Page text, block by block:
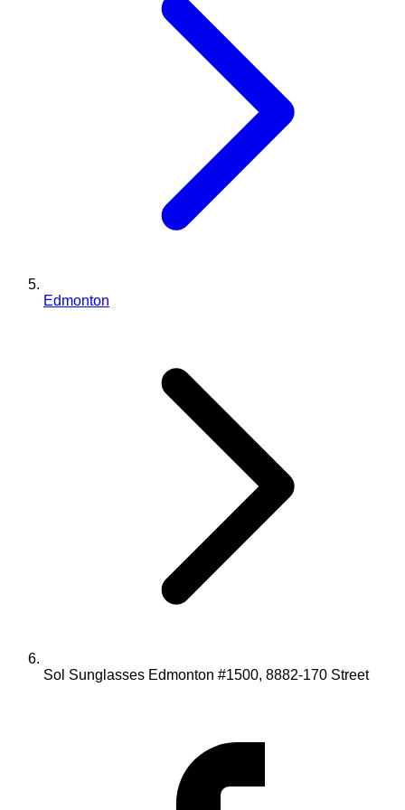
Edmonton
Sol Sunglasses Edmonton #1500, 8882-170 Street